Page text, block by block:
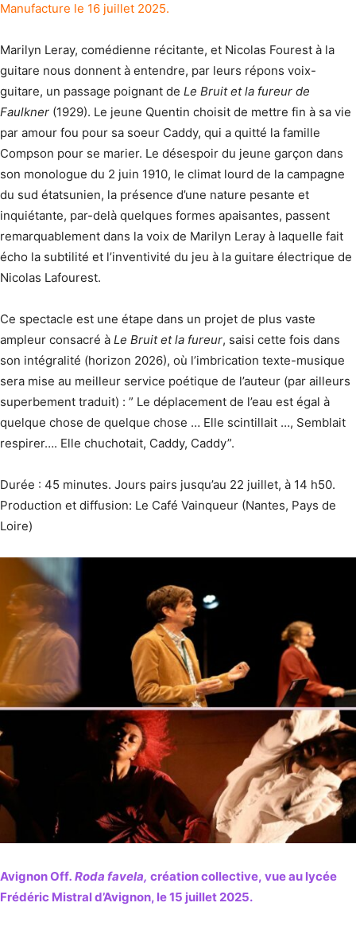
Manufacture le 16 juillet 2025.
Marilyn Leray, comédienne récitante, et Nicolas Fourest à la
guitare nous donnent à entendre, par leurs répons voix-
guitare, un passage poignant de Le Bruit et la fureur de
Faulkner (1929). Le jeune Quentin choisit de mettre fin à sa vie
par amour fou pour sa soeur Caddy, qui a quitté la famille
Compson pour se marier. Le désespoir du jeune garçon dans
son monologue du 2 juin 1910, le climat lourd de la campagne
du sud étatsunien, la présence d’une nature pesante et
inquiétante, par-delà quelques formes apaisantes, passent
remarquablement dans la voix de Marilyn Leray à laquelle fait
écho la subtilité et l’inventivité du jeu à la guitare électrique de
Nicolas Lafourest.
Ce spectacle est une étape dans un projet de plus vaste
ampleur consacré à Le Bruit et la fureur, saisi cette fois dans
son intégralité (horizon 2026), où l’imbrication texte-musique
sera mise au meilleur service poétique de l’auteur (par ailleurs
superbement traduit) : ” Le déplacement de l’eau est égal à
quelque chose de quelque chose … Elle scintillait …, Semblait
respirer…. Elle chuchotait, Caddy, Caddy”.
Durée : 45 minutes. Jours pairs jusqu’au 22 juillet, à 14 h50.
Production et diffusion: Le Café Vainqueur (Nantes, Pays de
Loire)
Avignon Off. Roda favela, création collective, vue au lycée
Frédéric Mistral d’Avignon, le 15 juillet 2025.